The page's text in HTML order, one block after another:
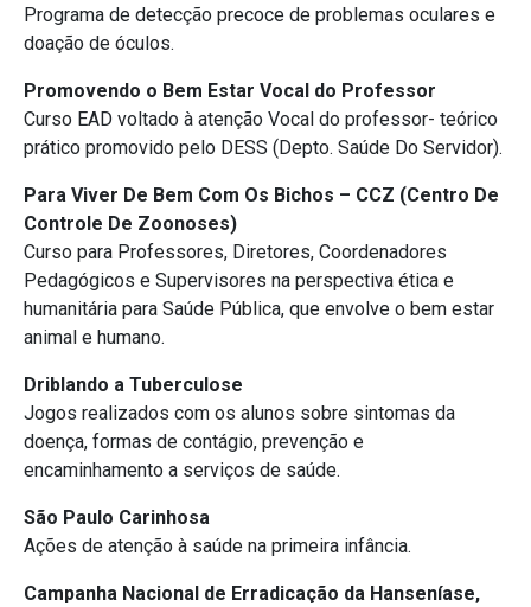
Programa de detecção precoce de problemas oculares e
doação de óculos.
Promovendo o Bem Estar Vocal do Professor
Curso EAD voltado à atenção Vocal do professor- teórico
prático promovido pelo DESS (Depto. Saúde Do Servidor).
Para Viver De Bem Com Os Bichos – CCZ (Centro De
Controle De Zoonoses)
Curso para Professores, Diretores, Coordenadores
Pedagógicos e Supervisores na perspectiva ética e
humanitária para Saúde Pública, que envolve o bem estar
animal e humano.
Driblando a Tuberculose
Jogos realizados com os alunos sobre sintomas da
doença, formas de contágio, prevenção e
encaminhamento a serviços de saúde.
São Paulo Carinhosa
Ações de atenção à saúde na primeira infância.
Campanha Nacional de Erradicação da Hanseníase,